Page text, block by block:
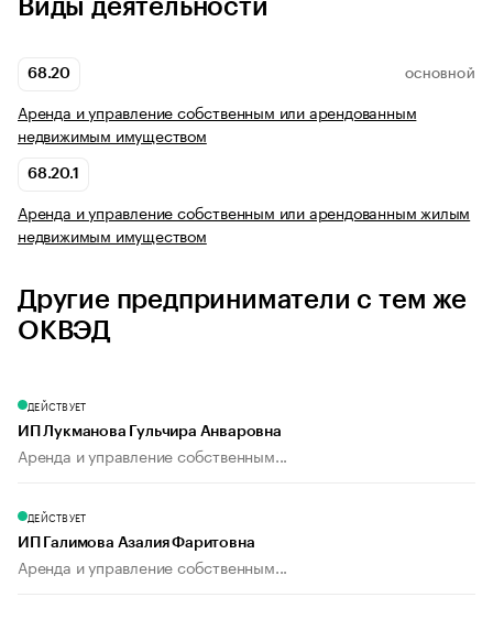
Виды деятельности
68.20 ОСНОВНОЙ
Аренда и управление собственным или арендованным
недвижимым имуществом
68.20.1
Аренда и управление собственным или арендованным жилым
недвижимым имуществом
Другие предприниматели с тем же
ОКВЭД
ДЕЙСТВУЕТ
ИП Лукманова Гульчира Анваровна
Аренда и управление собственным...
ДЕЙСТВУЕТ
ИП Галимова Азалия Фаритовна
Аренда и управление собственным...